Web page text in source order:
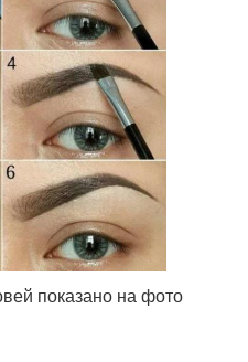
показано на фото